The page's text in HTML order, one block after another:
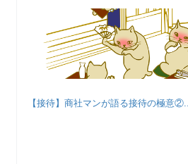
【接待】商社マンが語る接待の極意②...